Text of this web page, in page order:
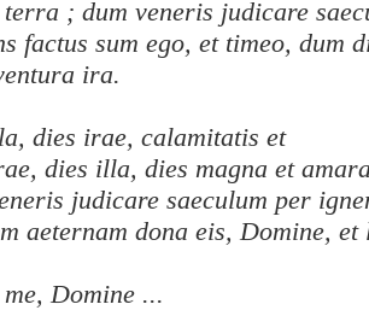
terra ; dum veneris judicare
factus sum ego, et timeo, dum
ira.
dies irae, calamitatis et
dies illa, dies magna et
judicare saeculum per
aeternam dona eis, Domine,
Domine ...